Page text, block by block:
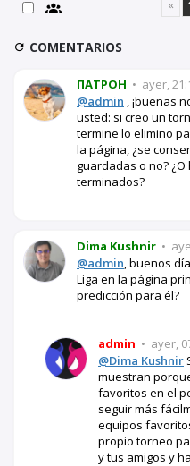
«
COMENTARIOS
ПАТРОН • ayer,
@admin , ¡buenas
usted: si creo un
termine lo elimino
la página, ¿se
guardadas o no?
terminados?
Dima Kushnir •
@admin, buenos
Liga en la página
predicción para él?
admin • ayer,
@Dima Kushnir
muestran
favoritos en el
seguir más
equipos
propio torneo
y tus amigos y